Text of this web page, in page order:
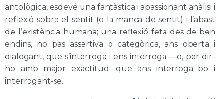
antològica, esdevé una fantàstica i apassionant anàlisi i
reflexió sobre el sentit (o la manca de sentit) i l’abast
de l’existència humana; una reflexió feta des de ben
endins, no pas assertiva o categòrica, ans oberta i
dialogant, que s’interroga i ens interroga —o, per dir-
ho amb major exactitud, que ens interroga bo i
interrogant-se.